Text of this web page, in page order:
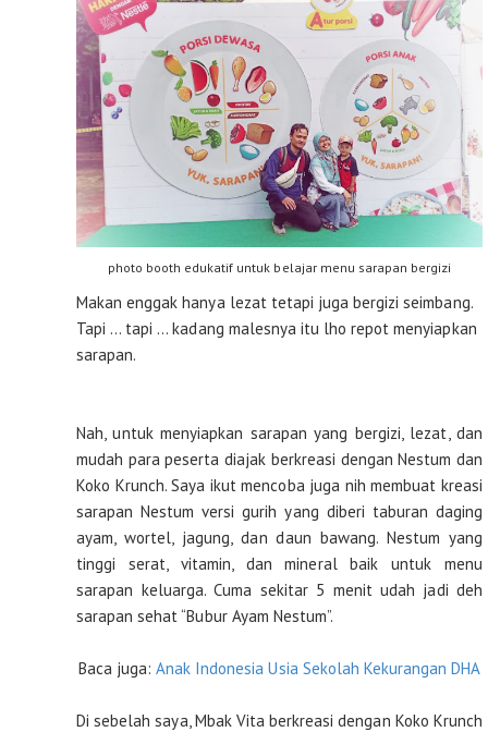
photo booth edukatif untuk belajar menu sarapan bergizi
Makan enggak hanya lezat tetapi juga bergizi seimbang.
Tapi … tapi … kadang malesnya itu lho repot menyiapkan
sarapan.
Nah, untuk menyiapkan sarapan yang bergizi, lezat, dan
mudah para peserta diajak berkreasi dengan Nestum dan
Koko Krunch. Saya ikut mencoba juga nih membuat kreasi
sarapan Nestum versi gurih yang diberi taburan daging
ayam, wortel, jagung, dan daun bawang. Nestum yang
tinggi serat, vitamin, dan mineral baik untuk menu
sarapan keluarga. Cuma sekitar 5 menit udah jadi deh
sarapan sehat “Bubur Ayam Nestum”.
Baca juga:Anak Indonesia Usia Sekolah Kekurangan DHA
Di sebelah saya, Mbak Vita berkreasi dengan Koko Krunch